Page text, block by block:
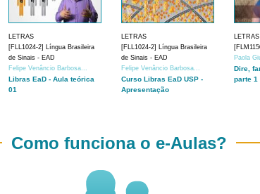
LETRAS
[FLL1024-2] Língua Brasileira
de Sinais - EAD
Felipe Venâncio Barbosa...
Libras EaD - Aula teórica
01
LETRAS
[FLL1024-2] Língua Brasileira
de Sinais - EAD
Felipe Venâncio Barbosa...
Curso Libras EaD USP -
Apresentação
LETRAS
Paola
Dire,
parte 1
Como funciona o e-Aulas?